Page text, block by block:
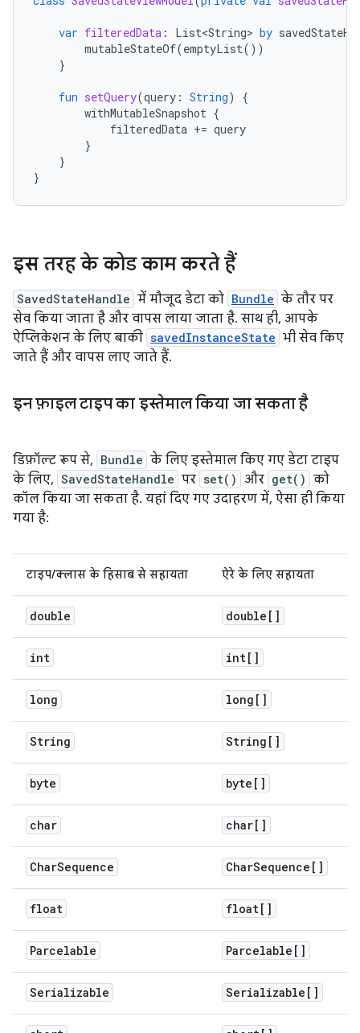
var filteredData : List<String> by
mutableStateOf(emptyList())
}
fun setQuery(query : String)
{
withMutableSnapshot {
filteredData += query
}
}
}
इस तरह के कोड काम करते हैं
SavedStateHandle में मौजूद डेटा को Bundle के तौर पर
सेव किया जाता है और वापस लाया जाता है. साथ ही, आपके
ऐप्लिकेशन के लिए बाकी savedInstanceState भी सेव किए
जाते हैं और वापस लाए जाते हैं.
इन फ़ाइल टाइप का इस्तेमाल किया जा सकता है
डिफ़ॉल्ट रूप से, Bundle के लिए इस्तेमाल किए गए डेटा टाइप
के लिए, SavedStateHandle पर set() और get() को
कॉल किया जा सकता है. यहां दिए गए उदाहरण में, ऐसा ही किया
गया है:
टाइप/क्लास के हिसाब से सहायता ऐरे के लिए सहायता
double double[]
int int[]
long long[]
String String[]
byte byte[]
char char[]
CharSequence CharSequence[]
float float[]
Parcelable Parcelable[]
Serializable Serializable[]